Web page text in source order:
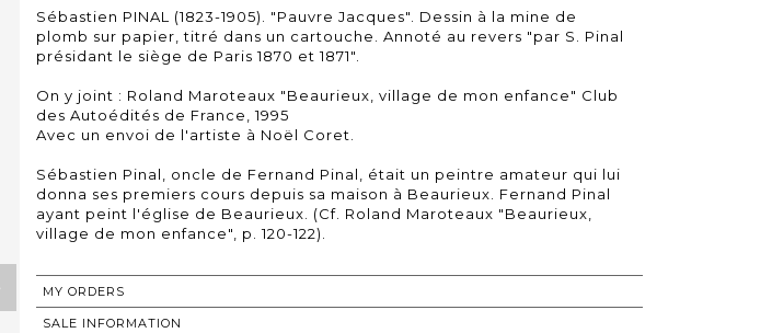
Sébastien PINAL (1823-1905). "Pauvre Jacques". Dessin à la mine de
plomb sur papier, titré dans un cartouche. Annoté au revers "par S. Pinal
présidant le siège de Paris 1870 et 1871".
On y joint : Roland Maroteaux "Beaurieux, village de mon enfance" Club
des Autoédités de France, 1995
Avec un envoi de l'artiste à Noël Coret.
Sébastien Pinal, oncle de Fernand Pinal, était un peintre amateur qui lui
donna ses premiers cours depuis sa maison à Beaurieux. Fernand Pinal
ayant peint l'église de Beaurieux. (Cf. Roland Maroteaux "Beaurieux,
village de mon enfance", p. 120-122).
MY ORDERS
SALE INFORMATION